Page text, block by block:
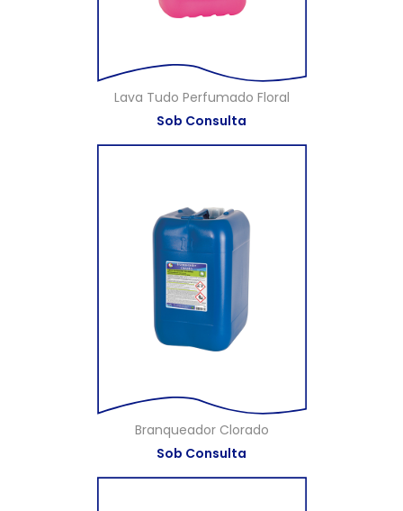
Lava Tudo Perfumado Floral
Sob Consulta
Branqueador Clorado
Sob Consulta